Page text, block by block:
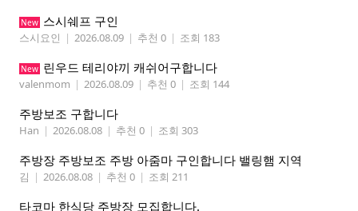
New 스시쉐프 구인
스시요인 | 2026.08.09 | 추천 0 | 조회 183
New 린우드 테리야끼 캐쉬어구합니다
valenmom | 2026.08.09 | 추천 0 | 조회 144
주방보조 구합니다
Han | 2026.08.08 | 추천 0 | 조회 303
주방장 주방보조 주방 아줌마 구인합니다 밸링햄 지역
김 | 2026.08.08 | 추천 0 | 조회 211
타코마 한식당 주방장 모집합니다.